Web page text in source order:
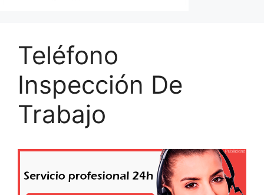
Teléfono
Inspección De
Trabajo